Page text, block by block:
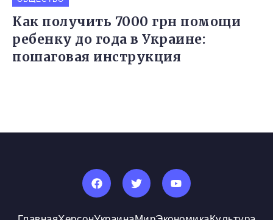
Как получить 7000 грн помощи
ребенку до года в Украине:
пошаговая инструкция